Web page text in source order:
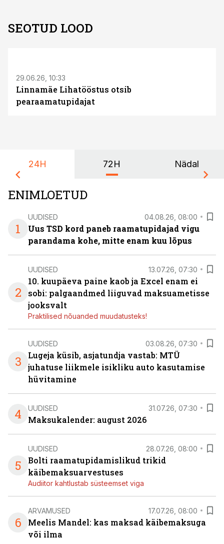
SEOTUD LOOD
29.06.26, 10:33
Linnamäe Lihatööstus otsib
pearaamatupidajat
24H 72H Nädal
ENIMLOETUD
1
UUDISED 04.08.26, 08:00
Uus TSD kord paneb raamatupidajad vigu
parandama kohe, mitte enam kuu lõpus
2
UUDISED 13.07.26, 07:30
10. kuupäeva paine kaob ja Excel enam ei
sobi: palgaandmed liiguvad maksuametisse
jooksvalt
Praktilised nõuanded muudatusteks!
3
UUDISED 03.08.26, 07:30
Lugeja küsib, asjatundja vastab: MTÜ
juhatuse liikmele isikliku auto kasutamise
hüvitamine
4 UUDISED 31.07.26, 07:30
Maksukalender: august 2026
5
UUDISED 28.07.26, 08:00
Bolti raamatupidamislikud trikid
käibemaksuarvestuses
Audiitor kahtlustab süsteemset viga
6
ARVAMUSED 17.07.26, 08:00
Meelis Mandel: kas maksad käibemaksuga
või ilma